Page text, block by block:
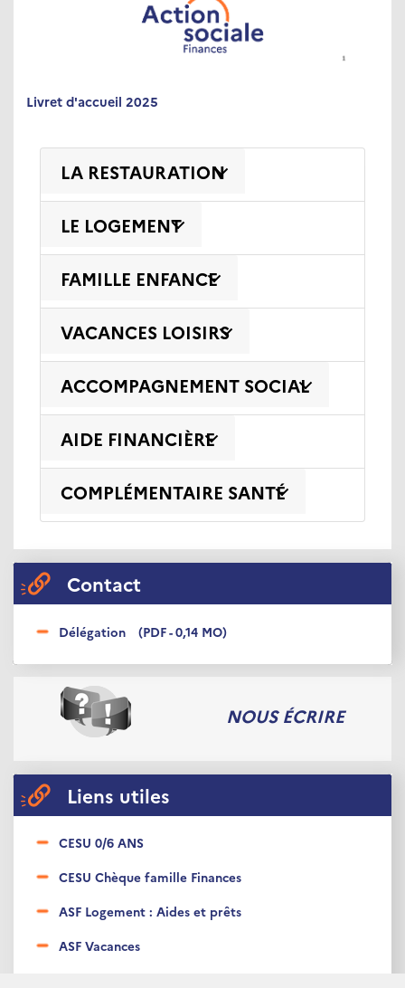
Livret d'accueil 2025
LA RESTAURATION
LE LOGEMENT
FAMILLE ENFANCE
VACANCES LOISIRS
ACCOMPAGNEMENT SOCIAL
AIDE FINANCIÈRE
COMPLÉMENTAIRE SANTÉ
Contact
Délégation (PDF - 0,14 MO)
NOUS ÉCRIRE
Liens utiles
CESU 0/6 ANS
CESU Chèque famille Finances
ASF Logement : Aides et prêts
ASF Vacances